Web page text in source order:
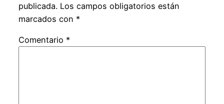
publicada. Los campos obligatorios están
marcados con *
Comentario *